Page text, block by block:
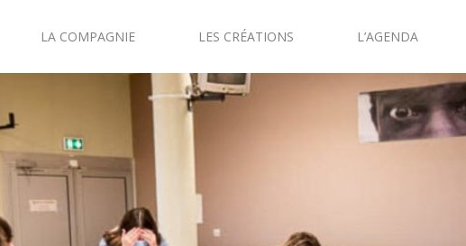
LA COMPAGNIE LES CRÉATIONS L’AGENDA